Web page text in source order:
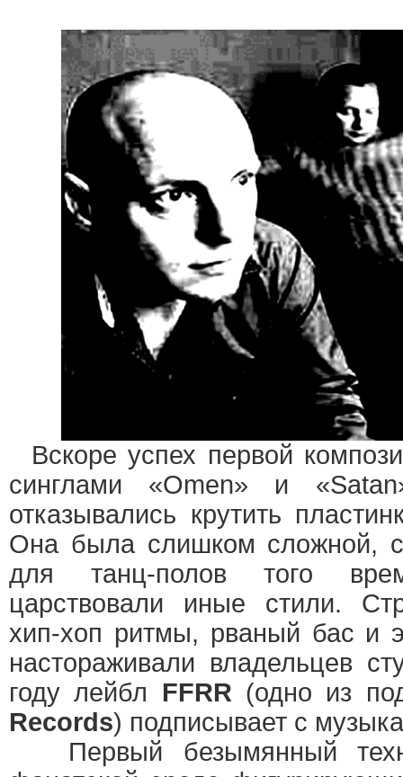
Вскоре успех первой
синглами «Omen» и
отказывались крутить
Она была слишком сложной,
для танц-полов того
царствовали иные стили.
хип-хоп ритмы, рваный бас и
настораживали владельцев
году лейбл FFRR (одно из
Records) подписывает с
Первый безымянный